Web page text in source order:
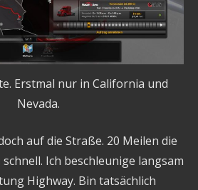
Erstmal nur in California und
Nevada.
auf die Straße. 20 Meilen die
Ich beschleunige langsam
Highway. Bin tatsächlich